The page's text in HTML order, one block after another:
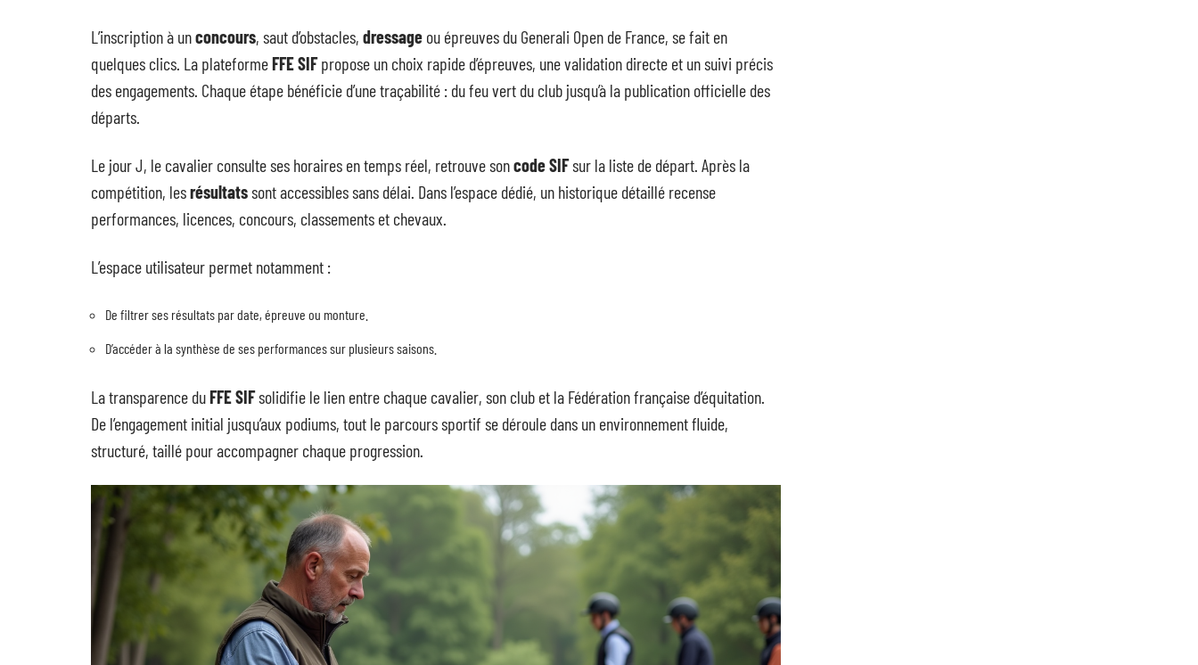
L’inscription à unconcours, saut d’obstacles, dressage ou épreuves du Generali Open de France, se fait en
quelques clics. La plateformeFFE SIFpropose un choix rapide d’épreuves, une validation directe et un suivi précis
des engagements. Chaque étape bénéficie d’une traçabilité : du feu vert du club jusqu’à la publication officielle des
départs.
Le jour J, le cavalier consulte ses horaires en temps réel, retrouve soncode SIFsur la liste de départ. Après la
compétition, lesrésultatssont accessibles sans délai. Dans l’espace dédié, un historique détaillé recense
performances, licences, concours, classements et chevaux.
L’espace utilisateur permet notamment :
De filtrer ses résultats par date, épreuve ou monture.
D’accéder à la synthèse de ses performances sur plusieurs saisons.
La transparence duFFE SIFsolidifie le lien entre chaque cavalier, son club et la Fédération française d’équitation.
De l’engagement initial jusqu’aux podiums, tout le parcours sportif se déroule dans un environnement fluide,
structuré, taillé pour accompagner chaque progression.